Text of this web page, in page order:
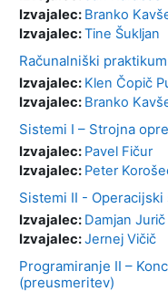
Izvajalec: Branko
Izvajalec:Tine Šukljan
Računalniški
Izvajalec: Klen Čopič
Izvajalec: Branko
Sistemi I – Strojna
Izvajalec: Pavel Fičur
Izvajalec: Peter
Sistemi II - Operacijski
Izvajalec: Damjan Jurič
Izvajalec:Jernej Vičič
Programiranje II –
(preusmeritev)